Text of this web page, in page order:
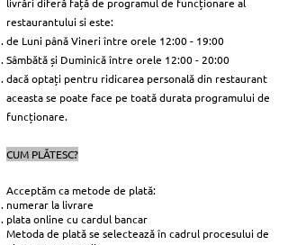
restaurantului si este:
de Luni până Vineri între orele 12:00 - 19:00
Sâmbătă și Duminică între orele 12:00 - 20:00
dacă optați pentru ridicarea personală din restaurant
aceasta se poate face pe toată durata programului de
funcționare.
CUM PLĂTESC?
Acceptăm ca metode de plată:
numerar la livrare
plata online cu cardul bancar
Metoda de plată se selectează în cadrul procesului de